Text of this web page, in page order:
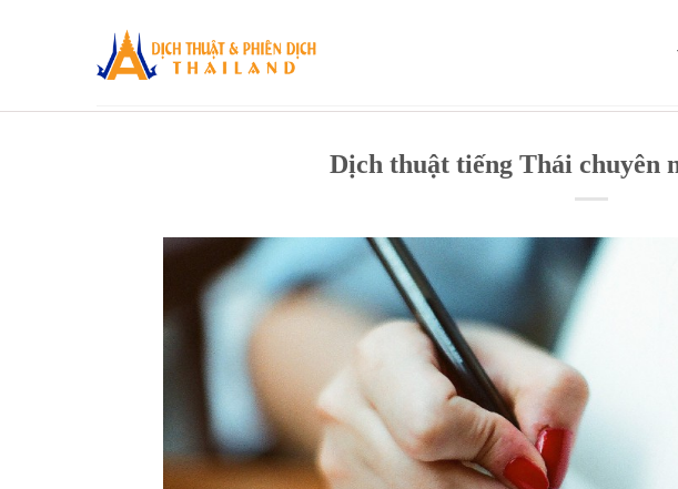
Dịch thuật tiếng Thái chuyên